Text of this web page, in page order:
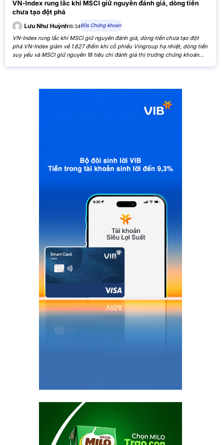
VN-Index rung lắc khi MSCI giữ nguyên đánh giá, dòng tiền
chưa tạo đột phá
Lưu Như Huỳnh16:3460s Chứng khoán
VN-Index rung lắc khi MSCI giữ nguyên đánh giá, dòng tiền chưa tạo đột
phá VN-Index giảm về 1.827 điểm khi cổ phiếu Vingroup hạ nhiệt, dòng tiền
suy yếu và MSCI giữ nguyên 18 tiêu chí đánh giá thị trường chứng khoán